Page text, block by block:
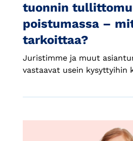
tuonnin
poistumassa –
tarkoittaa?
Juristimme ja muut
vastaavat usein kysyttyihin